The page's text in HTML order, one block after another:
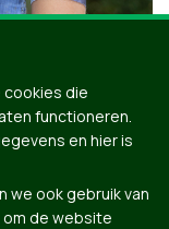
die
functioneren.
en hier is
we ook gebruik van
de website